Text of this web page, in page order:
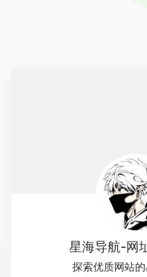
星海导航-网
探索优质网站